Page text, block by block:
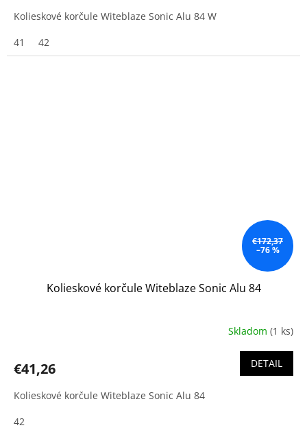
Kolieskové korčule Witeblaze Sonic Alu 84 W
41
42
€172,37
–76 %
Kolieskové korčule Witeblaze Sonic Alu 84
Skladom (1 ks)
€41,26 DETAIL
Kolieskové korčule Witeblaze Sonic Alu 84
42